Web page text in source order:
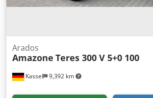
Kassel 9,392 km
Arados
Amazone Teres 300 V 5+0 100